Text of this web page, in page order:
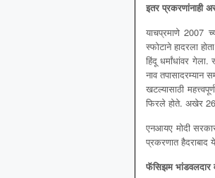
इतर प्रकरणांनाही
याचप्रमाणे 2007
स्फोटाने हादरला
हिंदू धर्मांधांवर
नाव तपासादरम्यान
खटल्यासाठी
फिरले होते. अखेर 26
एनआयए मोदी
प्रकरणात हैदराबाद
फॅसिझम भांडवलदार